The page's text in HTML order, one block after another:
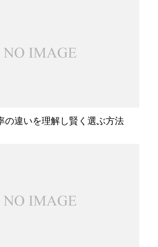
の違いを理解し賢く選ぶ方法